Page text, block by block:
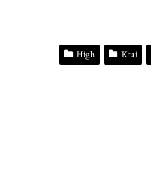
ok
High Ktai